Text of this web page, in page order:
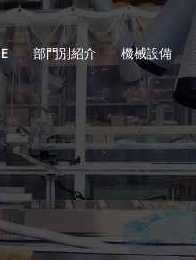
部門別紹介 機械設備